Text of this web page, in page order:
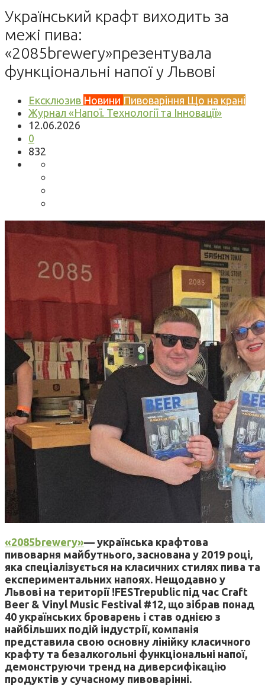
Український крафт виходить за
межі пива:
«2085brewery»презентувала
функціональні напої у Львові
Ексклюзив Новини Пивоваріння Що на крані
Журнал «Напої. Технології та Інновації»
12.06.2026
0
832
«2085brewery»— українська крафтова
пивоварня майбутнього, заснована у 2019 році,
яка спеціалізується на класичних стилях пива та
експериментальних напоях. Нещодавно у
Львові на території !FESTrepublic під час Craft
Beer & Vinyl Music Festival #12, що зібрав понад
40 українських броварень і став однією з
найбільших подій індустрії, компанія
представила свою основну лінійку класичного
крафту та безалкогольні функціональні напої,
демонструючи тренд на диверсифікацію
продуктів у сучасному пивоварінні.